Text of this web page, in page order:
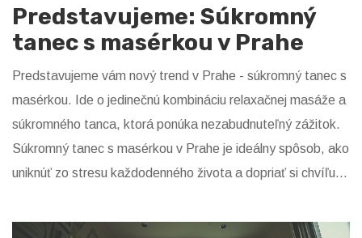
Predstavujeme: Súkromný
tanec s masérkou v Prahe
Predstavujeme vám nový trend v Prahe - súkromný tanec s
masérkou. Ide o jedinečnú kombináciu relaxačnej masáže a
súkromného tanca, ktorá ponúka nezabudnuteľný zážitok.
Súkromný tanec s masérkou v Prahe je ideálny spôsob, ako
uniknúť zo stresu každodenného života a dopriať si chvíľu
mužmi, ktorí hľadajú nekonvenčný spôsob relaxácie.